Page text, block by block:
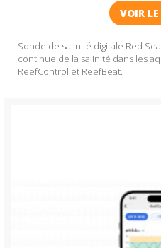
VOIR
Sonde de salinité digitale Red
continue de la salinité dans les
ReefControl et ReefBeat.